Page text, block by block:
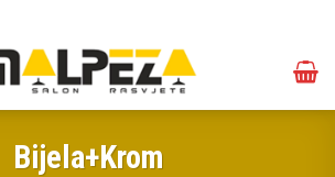
Bijela+Krom